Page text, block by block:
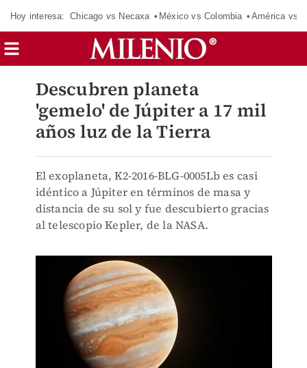
Hoy interesa: Chicago vs Necaxa México vs Colombia América vs
Descubren planeta
'gemelo' de Júpiter a 17 mil
años luz de la Tierra
El exoplaneta, K2-2016-BLG-0005Lb es casi
idéntico a Júpiter en términos de masa y
distancia de su sol y fue descubierto gracias
al telescopio Kepler, de la NASA.